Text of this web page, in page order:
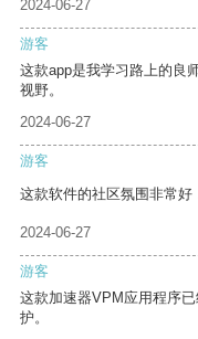
2024-06-27
游客
这款app是我学习路上的良
视野。
2024-06-27
游客
这款软件的社区氛围非常好
2024-06-27
游客
这款加速器VPM应用程序
护。